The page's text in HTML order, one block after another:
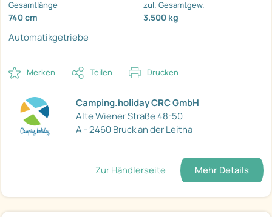
Gesamtlänge
740 cm
zul. Gesamtgew.
3.500 kg
Automatikgetriebe
Merken Teilen Drucken
Camping.holiday CRC GmbH
Alte Wiener Straße 48-50
A - 2460 Bruck an der Leitha
Zur Händlerseite Mehr Details